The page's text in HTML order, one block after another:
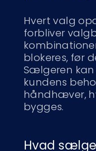
Hvert valg
forbliver
blokeres, før
Sælgeren kan
kundens
håndhæver,
bygges.
Hvad